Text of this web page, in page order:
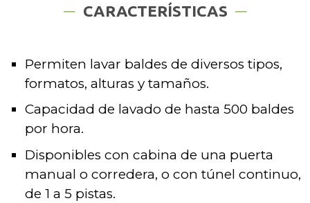
CARACTERÍSTICAS
Permiten lavar baldes de diversos tipos,
formatos, alturas y tamaños.
Capacidad de lavado de hasta 500 baldes
por hora.
Disponibles con cabina de una puerta
manual o corredera, o con túnel continuo,
de 1 a 5 pistas.